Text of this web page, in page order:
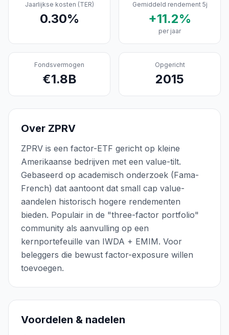
Jaarlijkse kosten (TER)
0.30%
Gemiddeld rendement 5j
+11.2%
per jaar
Fondsvermogen
€1.8B
Opgericht
2015
Over ZPRV
ZPRV is een factor-ETF gericht op kleine
Amerikaanse bedrijven met een value-tilt.
Gebaseerd op academisch onderzoek (Fama-
French) dat aantoont dat small cap value-
aandelen historisch hogere rendementen
bieden. Populair in de "three-factor portfolio"
community als aanvulling op een
kernportefeuille van IWDA + EMIM. Voor
beleggers die bewust factor-exposure willen
toevoegen.
Voordelen & nadelen